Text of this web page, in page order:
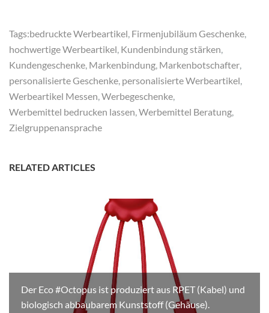
Tags:bedruckte Werbeartikel Firmenjubiläum Geschenke
hochwertige Werbeartikel Kundenbindung stärken
Kundengeschenke Markenbindung Markenbotschafter
personalisierte Geschenke personalisierte Werbeartikel
Werbeartikel Messen Werbegeschenke
Werbemittel bedrucken lassen Werbemittel Beratung
Zielgruppenansprache
RELATED ARTICLES
Der Eco #Octopus ist produziert aus RPET (Kabel) und
biologisch abbaubarem Kunststoff (Gehäuse).